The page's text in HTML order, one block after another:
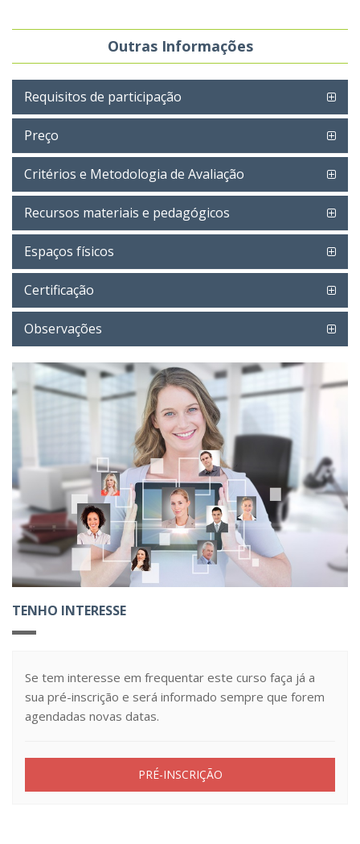
Outras Informações
Requisitos de participação
Preço
Critérios e Metodologia de Avaliação
Recursos materiais e pedagógicos
Espaços físicos
Certificação
Observações
TENHO INTERESSE
Se tem interesse em frequentar este curso faça já a
sua pré-inscrição e será informado sempre que forem
agendadas novas datas.
PRÉ-INSCRIÇÃO